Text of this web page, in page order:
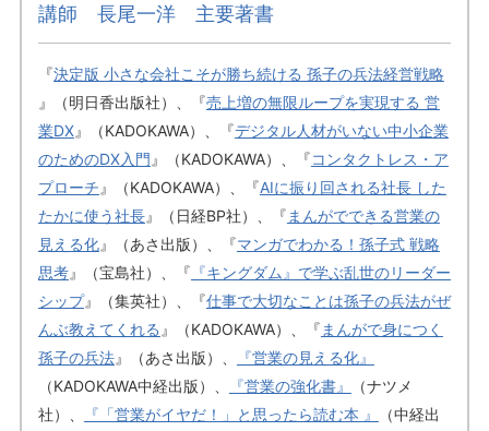
講師 長尾一洋 主要著書
『決定版 小さな会社こそが勝ち続ける 孫子の兵法経営戦略
』（明日香出版社）、『売上増の無限ループを実現する 営
業DX』（KADOKAWA）、『デジタル人材がいない中小企業
のためのDX入門 』（KADOKAWA）、『コンタクトレス・ア
プローチ 』（KADOKAWA）、『AIに振り回される社長 した
たかに使う社長』（日経BP社）、『 まんがでできる営業の
見える化』（あさ出版）、『マンガでわかる！孫子式 戦略
思考』（宝島社）、『 『キングダム』で学ぶ乱世のリーダー
シップ』（集英社）、『仕事で大切なことは孫子の兵法がぜ
んぶ教えてくれる 』（KADOKAWA）、『 まんがで身につく
孫子の兵法』（あさ出版）、
『営業の見える化』
（KADOKAWA中経出版）、
『営業の強化書』
（ナツメ
社）、
『「営業がイヤだ！」と思ったら読む本 』
（中経出